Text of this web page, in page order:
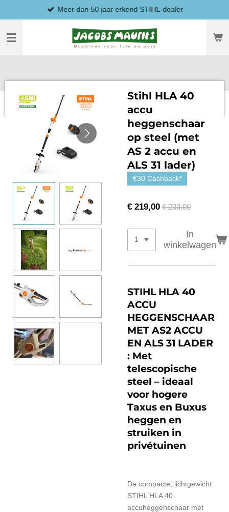
direct
naar
hoofdinhoud
Meer dan 50 jaar erkend STIHL-dealer
Stihl HLA 40
accu
heggenschaar
op steel (met
AS 2 accu en
ALS 31 lader)
€30 Cashback*
€ 219,00 € 233,00
In
winkelwagen
STIHL HLA 40
ACCU
HEGGENSCHAAR
MET AS2 ACCU
EN ALS 31 LADER
: Met
telescopische
steel – ideaal
voor hogere
Taxus en Buxus
heggen en
struiken in
privétuinen
De compacte, lichtgewicht
STIHL HLA 40
accuheggenschaar met